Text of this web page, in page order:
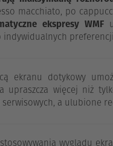
macchiato, po
ekspresy WMF
ekranu dotykowy
upraszcza więcej niż
a ulubione
wyglądu